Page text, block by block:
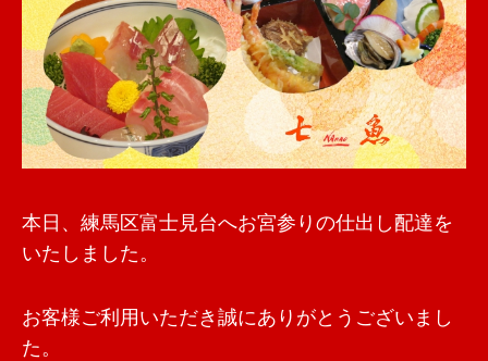
本日、練馬区富士見台へお宮参りの仕出し配達を
いたしました。
お客様ご利用いただき誠にありがとうございまし
た。